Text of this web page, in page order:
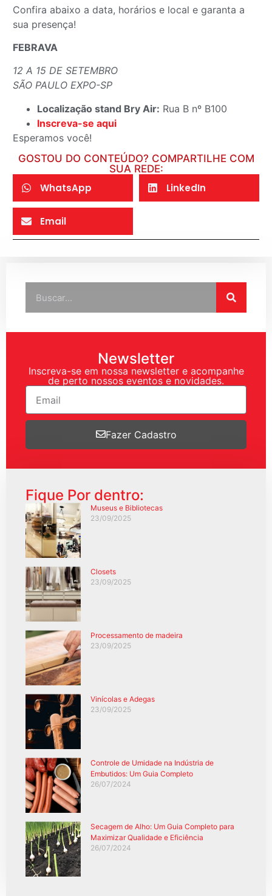
Confira abaixo a data, horários e local e garanta a
sua presença!
FEBRAVA
12 A 15 DE SETEMBRO
SÃO PAULO EXPO-SP
Localização stand Bry Air: Rua B nº B100
Inscreva-se aqui
Esperamos você!
GOSTOU DO CONTEÚDO? COMPARTILHE COM
SUA REDE:
WhatsApp LinkedIn
Email
Newsletter
Inscreva-se em nossa newsletter e acompanhe
de perto nossos eventos e novidades.
Fazer Cadastro
Fique Por dentro:
Museus e Bibliotecas
23/09/2025
Closets
23/09/2025
Processamento de madeira
23/09/2025
Vinícolas e Adegas
23/09/2025
Controle de Umidade na Indústria de
Embutidos: Um Guia Completo
26/07/2024
Secagem de Alho: Um Guia Completo para
Maximizar Qualidade e Eficiência
26/07/2024